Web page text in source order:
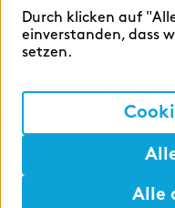
©2026 zeb
Impressum
Durch klicken auf
einverstanden, dass
setzen.
Alle